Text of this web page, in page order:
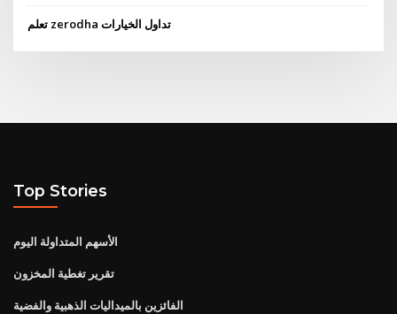
تعلم zerodha تداول الخيارات
Top Stories
الأسهم المتداولة اليوم
تقرير تغطية المخزون
الفائزين بالميداليات الذهبية والفضية